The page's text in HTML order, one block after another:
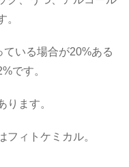
いる場合が20%ある
です。
ます。
ィトケミカル。